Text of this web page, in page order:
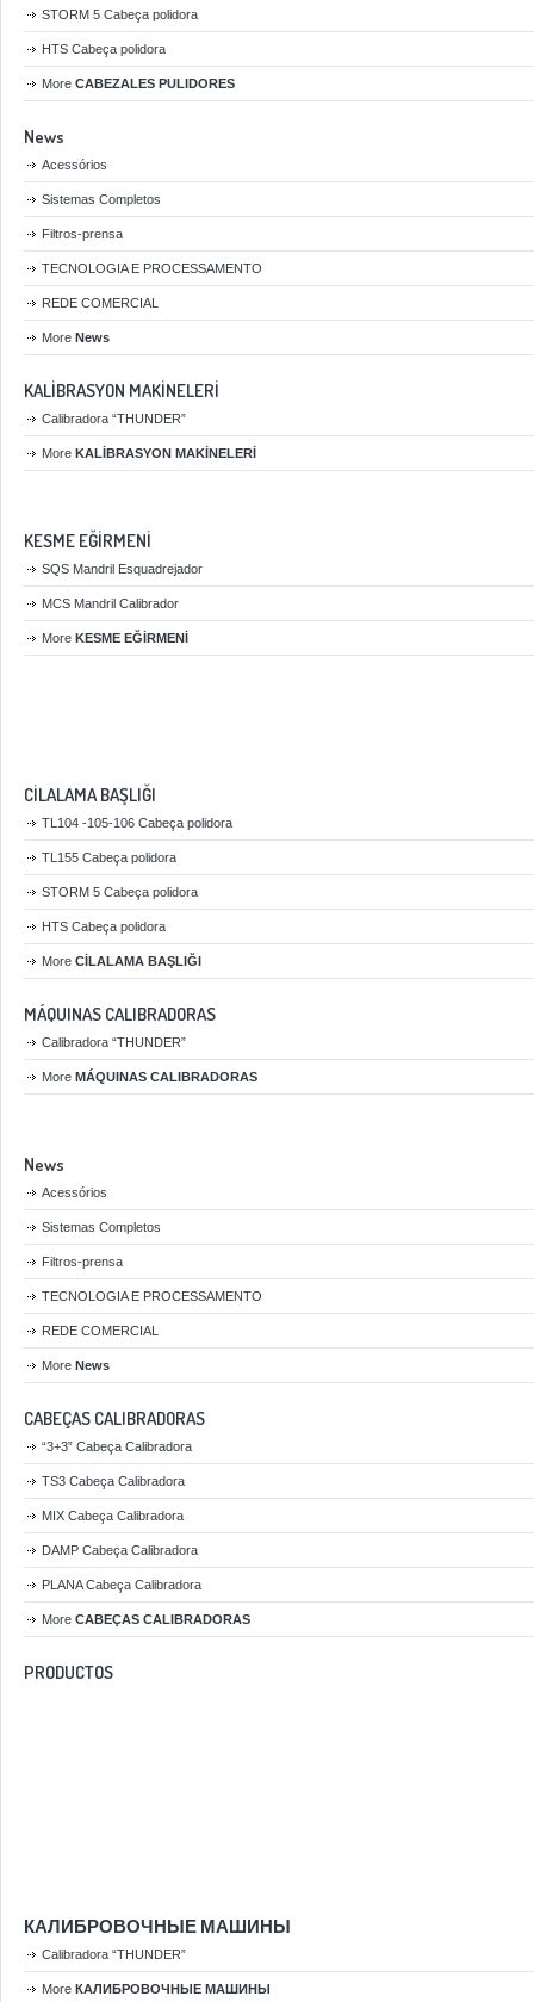
STORM 5 Cabeça polidora
HTS Cabeça polidora
More CABEZALES PULIDORES
News
Acessórios
Sistemas Completos
Filtros-prensa
TECNOLOGIA E PROCESSAMENTO
REDE COMERCIAL
More News
KALİBRASYON MAKİNELERİ
Calibradora “THUNDER”
More KALİBRASYON MAKİNELERİ
KESME EĞİRMENİ
SQS Mandril Esquadrejador
MCS Mandril Calibrador
More KESME EĞİRMENİ
CİLALAMA BAŞLIĞI
TL104 -105-106 Cabeça polidora
TL155 Cabeça polidora
STORM 5 Cabeça polidora
HTS Cabeça polidora
More CİLALAMA BAŞLIĞI
MÁQUINAS CALIBRADORAS
Calibradora “THUNDER”
More MÁQUINAS CALIBRADORAS
News
Acessórios
Sistemas Completos
Filtros-prensa
TECNOLOGIA E PROCESSAMENTO
REDE COMERCIAL
More News
CABEÇAS CALIBRADORAS
“3+3” Cabeça Calibradora
TS3 Cabeça Calibradora
MIX Cabeça Calibradora
DAMP Cabeça Calibradora
PLANA Cabeça Calibradora
More CABEÇAS CALIBRADORAS
PRODUCTOS
КАЛИБРОВОЧНЫЕ МАШИНЫ
Calibradora “THUNDER”
More КАЛИБРОВОЧНЫЕ МАШИНЫ